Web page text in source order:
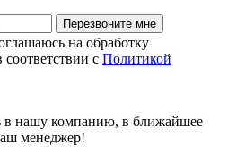
Перезвоните мне
на обработку
с Политикой
в нашу компанию, в ближайшее
менеджер!